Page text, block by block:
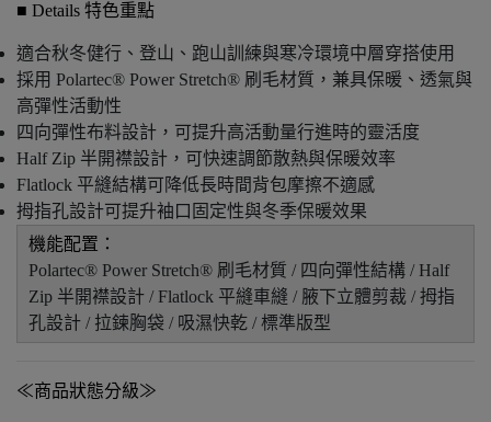
■ Details 特色重點
適合秋冬健行、登山、跑山訓練與寒冷環境中層穿搭使用
採用 Polartec® Power Stretch® 刷毛材質，兼具保暖、透氣與
高彈性活動性
四向彈性布料設計，可提升高活動量行進時的靈活度
Half Zip 半開襟設計，可快速調節散熱與保暖效率
Flatlock 平縫結構可降低長時間背包摩擦不適感
拇指孔設計可提升袖口固定性與冬季保暖效果
機能配置：
Polartec® Power Stretch® 刷毛材質 / 四向彈性結構 / Half
Zip 半開襟設計 / Flatlock 平縫車縫 / 腋下立體剪裁 / 拇指
孔設計 / 拉鍊胸袋 / 吸濕快乾 / 標準版型
≪商品狀態分級≫